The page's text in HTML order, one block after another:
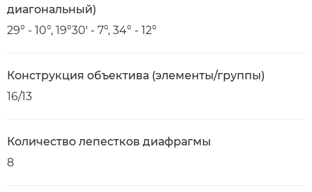
диагональный)
29° - 10°, 19°30' - 7°, 34° - 12°
Конструкция объектива (элементы/группы)
16/13
Количество лепестков диафрагмы
8